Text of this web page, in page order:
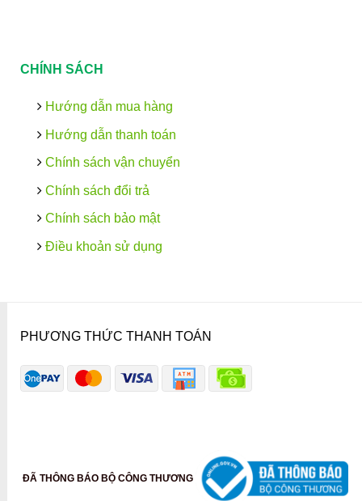
CHÍNH SÁCH
Hướng dẫn mua hàng
Hướng dẫn thanh toán
Chính sách vận chuyển
Chính sách đổi trả
Chính sách bảo mật
Điều khoản sử dụng
PHƯƠNG THỨC THANH TOÁN
ĐÃ THÔNG BÁO BỘ CÔNG THƯƠNG